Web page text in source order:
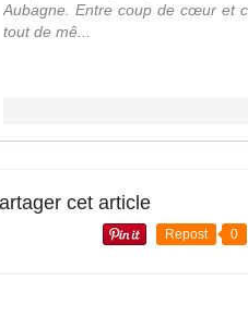
Aubagne. Entre coup de cœur et
tout de mê...
cet article
Repost 0